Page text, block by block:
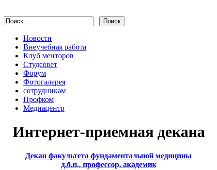
Новости
Внеучебная работа
Клуб менторов
Студсовет
Форум
Фотогалерея
сотрудникам
Профком
Медиацентр
Интернет-приемная декана
Декан факультета фундаментальной медицины
д.б.н., профессор, академик